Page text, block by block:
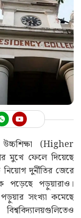
উচ্চশিক্ষা (Higher
মুখে ফেলে দিয়েছে
দুর্নীতির জেরে
পড়েছে পড়ুয়ারাও।
সংখ্যা কমেছে